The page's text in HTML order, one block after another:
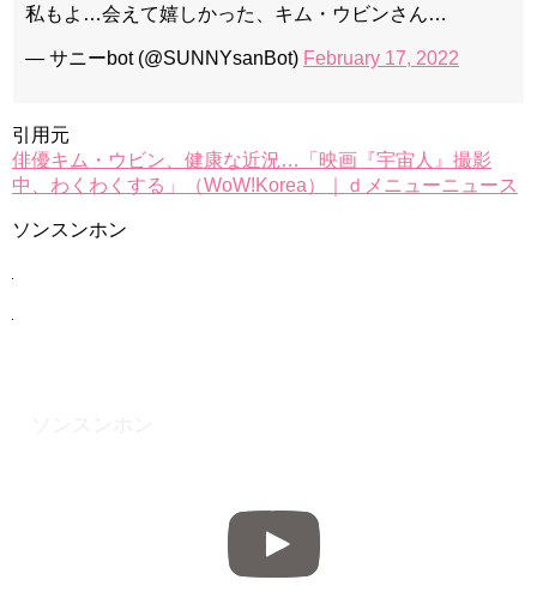
私もよ…会えて嬉しかった、キム・ウビンさん…
— サニーbot (@SUNNYsanBot) February 17, 2022
引用元
俳優キム・ウビン、健康な近況…「映画『宇宙人』撮影
中、わくわくする」（WoW!Korea）｜ｄメニューニュース
ソンスンホン